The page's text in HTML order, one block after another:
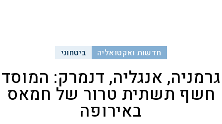
חדשות ואקטואליה ביטחוני
גרמניה, אנגליה, דנמרק: המוסד
חשף תשתית טרור של חמאס
באירופה